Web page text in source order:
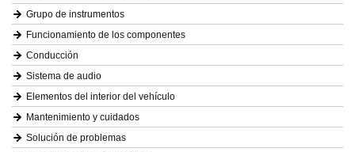
Grupo de instrumentos
Funcionamiento de los componentes
Conducción
Sistema de audio
Elementos del interior del vehículo
Mantenimiento y cuidados
Solución de problemas